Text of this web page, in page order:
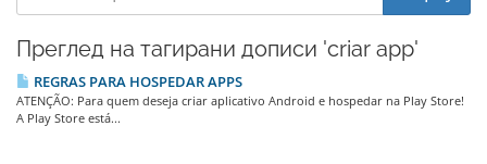
Преглед на тагирани дописи 'criar app'
REGRAS PARA HOSPEDAR APPS
ATENÇÃO: Para quem deseja criar aplicativo Android e hospedar na Play Store!
A Play Store está...